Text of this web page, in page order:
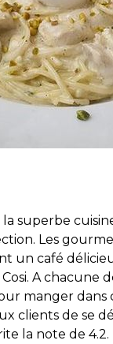
superbe
Les
un café
A chacune
manger
clients de se
la note de 4.2.